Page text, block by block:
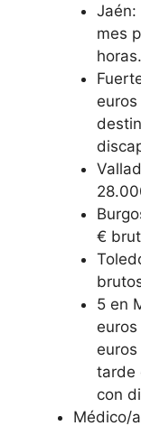
Jaén:
mes
horas.
€
5 en
tarde
con
Médico/